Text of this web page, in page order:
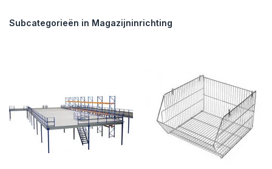
Subcategorieën in Magazijninrichting